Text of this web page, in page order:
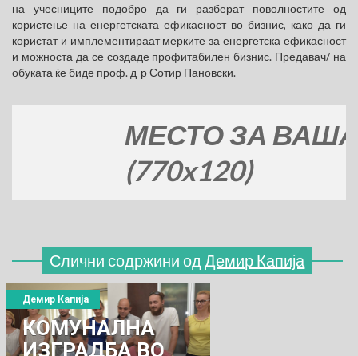
на учесниците подобро да ги разберат поволностите од
користење на енергетската ефикасност во бизнис, како да ги
користат и имплементираат мерките за енергетска ефикасност
и можноста да се создаде профитабилен бизнис. Предавач/ на
обуката ќе биде проф. д-р Сотир Пановски.
МЕСТО ЗА ВАШАТА
(770x120)
Слични содржини од Демир Капија
КОМУНАЛНА
ИЗГРАДБА ВО
Демир Капија